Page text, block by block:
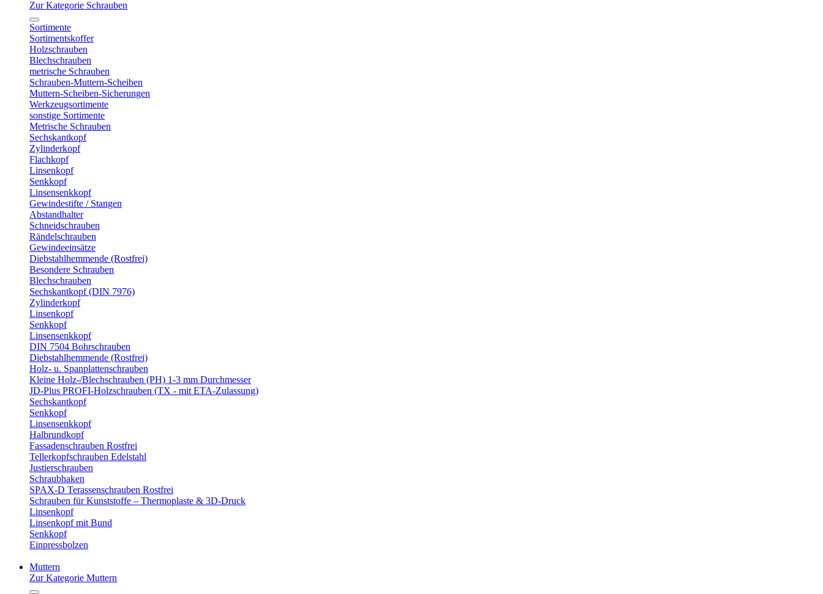
Zur Kategorie Schrauben
Sortimente
Sortimentskoffer
Holzschrauben
Blechschrauben
metrische Schrauben
Schrauben-Muttern-Scheiben
Muttern-Scheiben-Sicherungen
Werkzeugsortimente
sonstige Sortimente
Metrische Schrauben
Sechskantkopf
Zylinderkopf
Flachkopf
Linsenkopf
Senkkopf
Linsensenkkopf
Gewindestifte / Stangen
Abstandhalter
Schneidschrauben
Rändelschrauben
Gewindeeinsätze
Diebstahlhemmende (Rostfrei)
Besondere Schrauben
Blechschrauben
Sechskantkopf (DIN 7976)
Zylinderkopf
Linsenkopf
Senkkopf
Linsensenkkopf
DIN 7504 Bohrschrauben
Diebstahlhemmende (Rostfrei)
Holz- u. Spanplattenschrauben
Kleine Holz-/Blechschrauben (PH) 1-3 mm Durchmesser
JD-Plus PROFI-Holzschrauben (TX - mit ETA-Zulassung)
Sechskantkopf
Senkkopf
Linsensenkkopf
Halbrundkopf
Fassadenschrauben Rostfrei
Tellerkopfschrauben Edelstahl
Justierschrauben
Schraubhaken
SPAX-D Terassenschrauben Rostfrei
Schrauben für Kunststoffe – Thermoplaste & 3D-Druck
Linsenkopf
Linsenkopf mit Bund
Senkkopf
Einpressbolzen
Muttern
Zur Kategorie Muttern